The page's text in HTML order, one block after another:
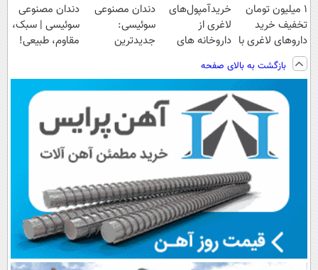
1 میلیون تومان
تخفیف خرید
داروهای لاغری با
ارسال از
داروخانه و پک
خریدآمپول‌های
لاغری از
داروخانه های
فوری همراه با
پک یخ!
دندان مصنوعی
سوئیسی:
جدیدترین
پرداخت قسطی
دندان مصنوعی
سوئیسی | سبک،
مقاوم، طبیعی!
اقساطی😍
بازگشت به بالای صفحه